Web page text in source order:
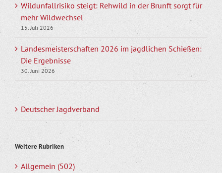
Wildunfallrisiko steigt: Rehwild in der Brunft sorgt für
mehr Wildwechsel
15. Juli 2026
Landesmeisterschaften 2026 im jagdlichen Schießen:
Die Ergebnisse
30. Juni 2026
Deutscher Jagdverband
Weitere Rubriken
Allgemein (502)